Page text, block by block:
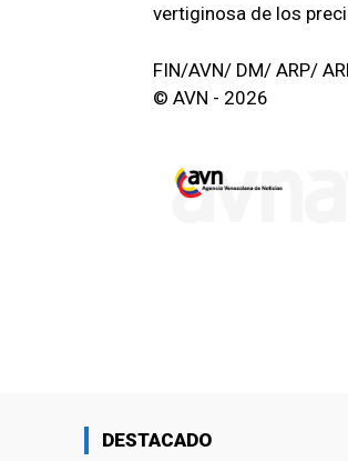
vertiginosa de los
FIN/AVN/ DM/ ARP/
© AVN - 2026
DESTACADO